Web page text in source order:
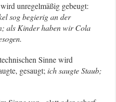
unregelmäßig gebeugt:
sog begierig an der
als Kinder haben wir Cola
Sinne wird
gesaugt;ich saugte Staub;